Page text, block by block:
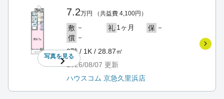
写真を見る
7.2万円 （共益費 4,100円）
敷 － 礼 1ヶ月 保 －
償 －
2階 / 1K / 28.87㎡
2026/08/07 更新
ハウスコム 京急久里浜店